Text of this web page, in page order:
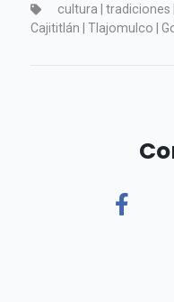
cultura | tradiciones
Cajititlán | Tlajomulco |